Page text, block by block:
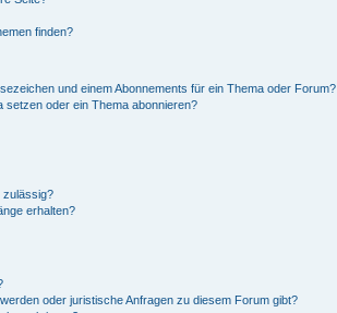
finden?
und einem Abonnements für ein Thema oder Forum?
setzen oder ein Thema abonnieren?
zulässig?
erhalten?
oder juristische Anfragen zu diesem Forum gibt?